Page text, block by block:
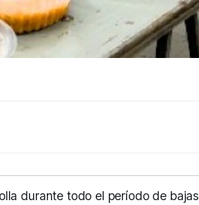
durante todo el período de bajas